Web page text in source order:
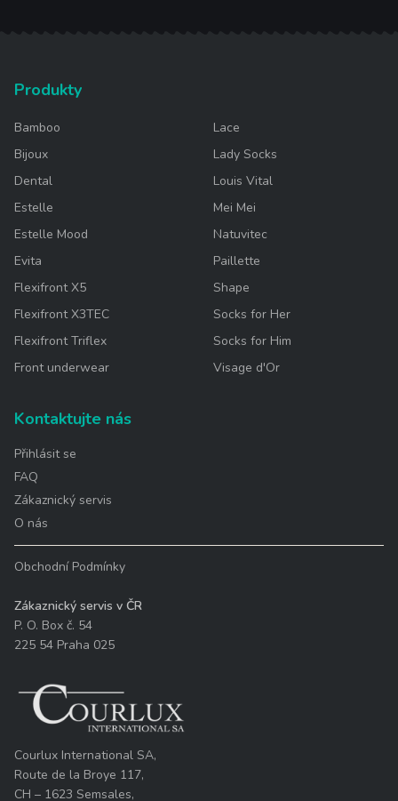
Produkty
Bamboo
Bijoux
Dental
Estelle
Estelle Mood
Evita
Flexifront X5
Flexifront X3TEC
Flexifront Triflex
Front underwear
Lace
Lady Socks
Louis Vital
Mei Mei
Natuvitec
Paillette
Shape
Socks for Her
Socks for Him
Visage d'Or
Kontaktujte nás
Přihlásit se
FAQ
Zákaznický servis
O nás
Obchodní Podmínky
Zákaznický servis v ČR
P. O. Box č. 54
225 54 Praha 025
Courlux International SA,
Route de la Broye 117,
CH – 1623 Semsales,